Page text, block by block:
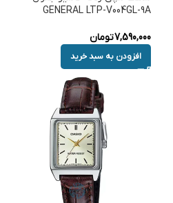
GENERAL LTP-V004GL-9A
7,590,000تومان
افزودن به سبد خرید